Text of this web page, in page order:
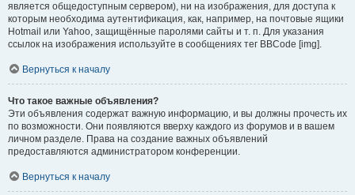
является общедоступным сервером), ни на изображения, для доступа к
которым необходима аутентификация, как, например, на почтовые ящики
Hotmail или Yahoo, защищённые паролями сайты и т. п. Для указания
ссылок на изображения используйте в сообщениях тег BBCode [img].
Вернуться к началу
Что такое важные объявления?
Эти объявления содержат важную информацию, и вы должны прочесть их
по возможности. Они появляются вверху каждого из форумов и в вашем
личном разделе. Права на создание важных объявлений
предоставляются администратором конференции.
Вернуться к началу